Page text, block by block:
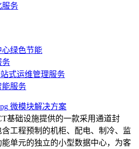
服务
心绿色节能
务
式运维管理服务
能服务
微模块解决方案
基础设施提供的一款采用通道封
含工程预制的机柜、配电、制冷、监
能单元的独立的小型数据中心，为客